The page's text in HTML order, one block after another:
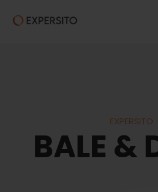
EXPERSITO
BALE &